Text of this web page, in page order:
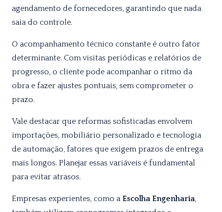
agendamento de fornecedores, garantindo que nada
saia do controle.
O acompanhamento técnico constante é outro fator
determinante. Com visitas periódicas e relatórios de
progresso, o cliente pode acompanhar o ritmo da
obra e fazer ajustes pontuais, sem comprometer o
prazo.
Vale destacar que reformas sofisticadas envolvem
importações, mobiliário personalizado e tecnologia
de automação, fatores que exigem prazos de entrega
mais longos. Planejar essas variáveis é fundamental
para evitar atrasos.
Empresas experientes, como a Escolha Engenharia,